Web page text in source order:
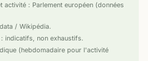
activité : Parlement européen (données
/ Wikipédia.
: indicatifs, non exhaustifs.
(hebdomadaire pour l'activité